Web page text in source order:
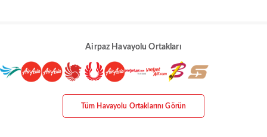
Airpaz Havayolu Ortakları
Tüm Havayolu Ortaklarını Görün